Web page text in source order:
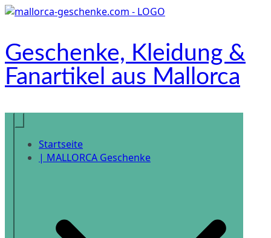
Zum
Geschenke, Kleidung &
Fanartikel aus Mallorca
Onlineshop
Startseite
| MALLORCA Geschenke